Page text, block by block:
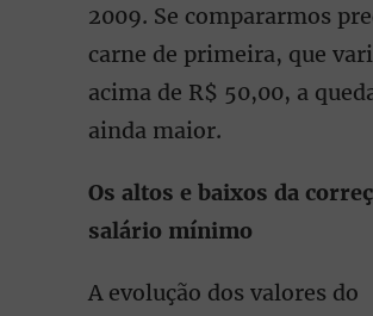
2009. Se compararmos
carne de primeira, que
acima de R$ 50,00, a
ainda maior.
Os altos e baixos da
salário mínimo
A evolução dos valores do